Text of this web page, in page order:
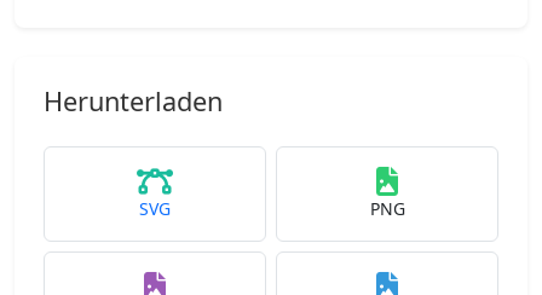
Herunterladen
SVG PNG